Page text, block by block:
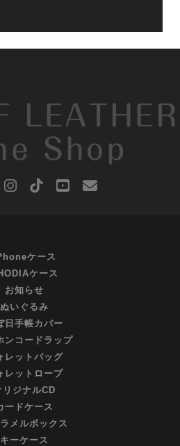
LEATHER
Shop
instagram
tiktokyoutube
email
ケース
ケース
お知らせ
ぬいぐるみ
日手帳カバー
ンコードラップ
レットバッグ
レットロープ
リジナルCD
ードケース
メルボックス
キーケース